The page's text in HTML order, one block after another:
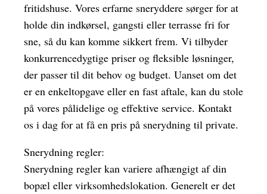
fritidshuse. Vores erfarne sneryddere sørger for at
holde din indkørsel, gangsti eller terrasse fri for
sne, så du kan komme sikkert frem. Vi tilbyder
konkurrencedygtige priser og fleksible løsninger,
der passer til dit behov og budget. Uanset om det
er en enkeltopgave eller en fast aftale, kan du stole
på vores pålidelige og effektive service. Kontakt
os i dag for at få en pris på snerydning til private.
Snerydning regler:
Snerydning regler kan variere afhængigt af din
bopæl eller virksomhedslokation. Generelt er det